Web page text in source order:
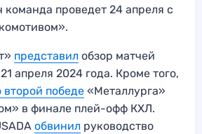
проведет 24 апреля с
представил обзор матчей
апреля 2024 года. Кроме того,
второй победе «Металлурга»
в финале плей-офф КХЛ.
обвинил руководство